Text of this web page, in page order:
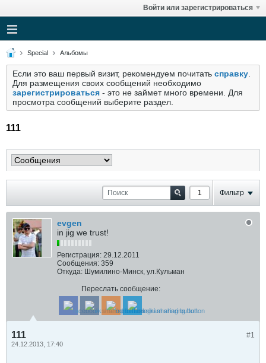
Войти или зарегистрироваться
Special Альбомы
Если это ваш первый визит, рекомендуем почитать справку
Для размещения своих сообщений необходимо
зарегистрироваться - это не займет много времени. Для
просмотра сообщений выберите раздел.
111
Фильтр
evgen
in jig we trust!
Регистрация: 29.12.2011
Сообщения: 359
Откуда: Шумилино-Минск, ул.Кульман
Переслать сообщение:
#1
111
24.12.2013, 17:40